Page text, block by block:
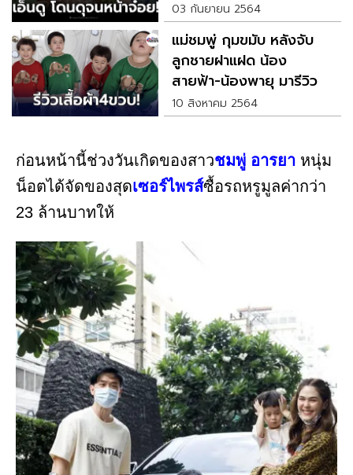
03 กันยายน 2564
แม่ชมพู่ กุมขมับ หลังจับ
ลูกชายฝาแฝด น้อง
สายฟ้า-น้องพายุ มารีวิว
เสื้อผ้า
10 สิงหาคม 2564
ก่อนหน้านี้ช่วงวันเกิดของสาวชมพู่ อารยา หนุ่ม
น็อตได้จัดของสุดเซอร์ไพรส์ซื้อรถหรูมูลค่ากว่า
23 ล้านบาทให้